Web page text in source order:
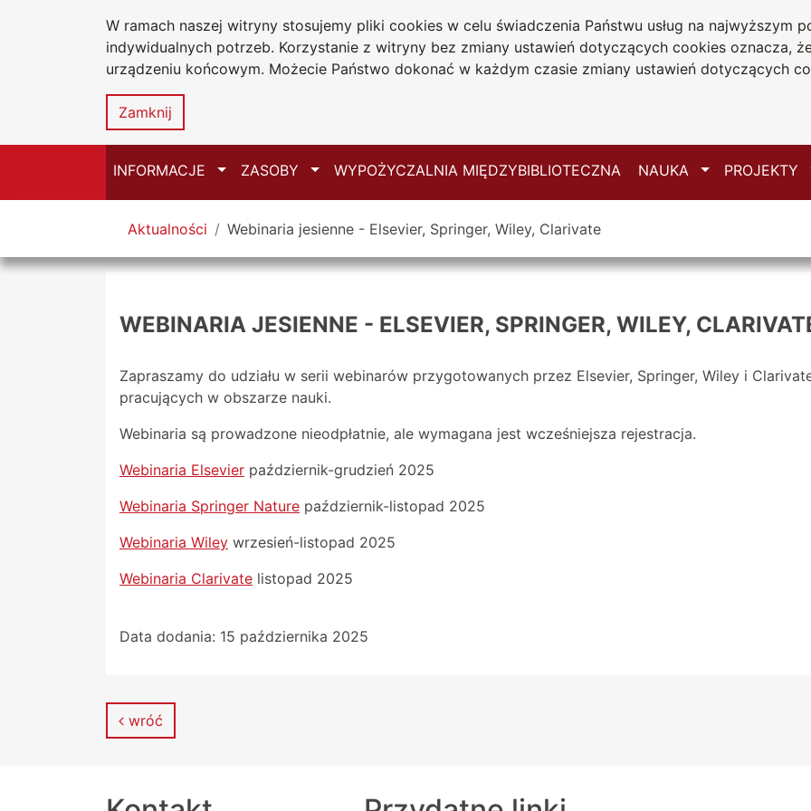
W ramach naszej witryny stosujemy pliki cookies w celu świadczenia Państwu usług na najwyższym
indywidualnych potrzeb. Korzystanie z witryny bez zmiany ustawień dotyczących cookies oznacza,
urządzeniu końcowym. Możecie Państwo dokonać w każdym czasie zmiany ustawień dotyczących
Zamknij
Przejdź do głównego menu
Przejdź do treści
Przejdź do wyszukiwarki
Przejdź do mapy serwisuBiblioteka Uniwersytecka
Uniwersytetu Jana Długosza
w Częstochowie
Mapa serwisu
INFORMACJE Przełącz
ZASOBY Przełącz
WYPOŻYCZALNIA MIĘDZYBIBLIOTECZNA NAUKA Przełącz
PROJEKTY
Tutaj jesteś
Aktualności Webinaria jesienne - Elsevier, Springer, Wiley, Clarivate
WEBINARIA JESIENNE - ELSEVIER, SPRINGER, WILEY,
Zapraszamy do udziału w serii webinarów przygotowanych przez Elsevier, Springer, Wiley i
pracujących w obszarze nauki.
Webinaria są prowadzone nieodpłatnie, ale wymagana jest wcześniejsza rejestracja.
Webinaria Elsevier październik-grudzień 2025
Webinaria Springer Nature październik-listopad 2025
Webinaria Wiley wrzesień-listopad 2025
Webinaria Clarivate listopad 2025
Data dodania: 15 października 2025
wróć